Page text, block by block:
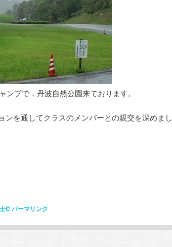
プで，丹波自然公園来ております。
を通してクラスのメンバーとの親交を深めまし
C パーマリンク